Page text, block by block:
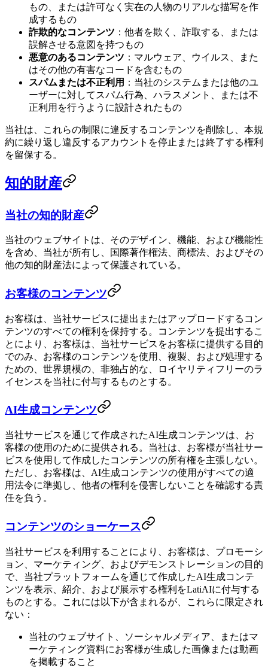
もの、または許可なく実在の人物のリアルな描写を作
成するもの
詐欺的なコンテンツ ：他者を欺く、詐取する、または
誤解させる意図を持つもの
悪意のあるコンテンツ ：マルウェア、ウイルス、また
はその他の有害なコードを含むもの
スパムまたは不正利用 ：当社のシステムまたは他のユ
ーザーに対してスパム行為、ハラスメント、または不
正利用を行うように設計されたもの
当社は、これらの制限に違反するコンテンツを削除し、本規
約に繰り返し違反するアカウントを停止または終了する権利
を留保する。
知的財産
当社の知的財産
当社のウェブサイトは、そのデザイン、機能、および機能性
を含め、当社が所有し、国際著作権法、商標法、およびその
他の知的財産法によって保護されている。
お客様のコンテンツ
お客様は、当社サービスに提出またはアップロードするコン
テンツのすべての権利を保持する。コンテンツを提出するこ
とにより、お客様は、当社サービスをお客様に提供する目的
でのみ、お客様のコンテンツを使用、複製、および処理する
ための、世界規模の、非独占的な、ロイヤリティフリーのラ
イセンスを当社に付与するものとする。
AI生成コンテンツ
当社サービスを通じて作成されたAI生成コンテンツは、お
客様の使用のために提供される。当社は、お客様が当社サー
ビスを使用して作成したコンテンツの所有権を主張しない。
ただし、お客様は、AI生成コンテンツの使用がすべての適
用法令に準拠し、他者の権利を侵害しないことを確認する責
任を負う。
コンテンツのショーケース
当社サービスを利用することにより、お客様は、プロモーシ
ョン、マーケティング、およびデモンストレーションの目的
で、当社プラットフォームを通じて作成したAI生成コンテ
ンツを表示、紹介、および展示する権利をLatiAIに付与する
ものとする。これには以下が含まれるが、これらに限定され
ない：
当社のウェブサイト、ソーシャルメディア、またはマ
ーケティング資料にお客様が生成した画像または動画
を掲載すること